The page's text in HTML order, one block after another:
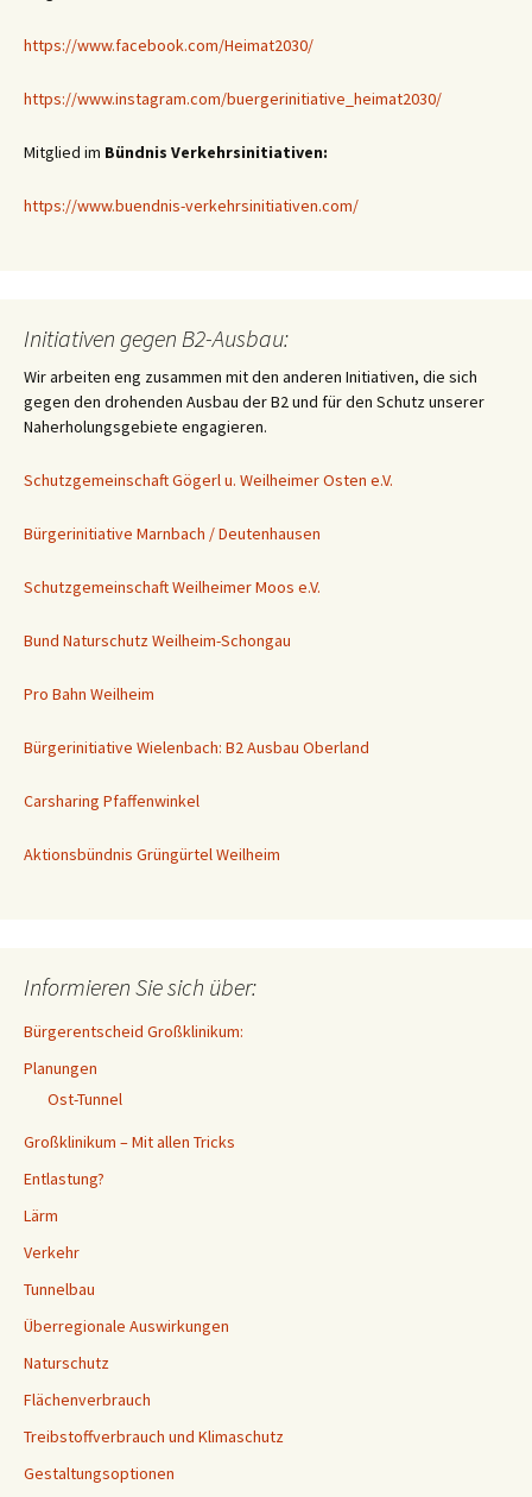
https://www.facebook.com/Heimat2030/
https://www.instagram.com/buergerinitiative_heimat2030/
Mitglied im Bündnis Verkehrsinitiativen:
https://www.buendnis-verkehrsinitiativen.com/
Initiativen gegen B2-Ausbau:
Wir arbeiten eng zusammen mit den anderen Initiativen, die sich
gegen den drohenden Ausbau der B2 und für den Schutz unserer
Naherholungsgebiete engagieren.
Schutzgemeinschaft Gögerl u. Weilheimer Osten e.V.
Bürgerinitiative Marnbach / Deutenhausen
Schutzgemeinschaft Weilheimer Moos e.V.
Bund Naturschutz Weilheim-Schongau
Pro Bahn Weilheim
Bürgerinitiative Wielenbach: B2 Ausbau Oberland
Carsharing Pfaffenwinkel
Aktionsbündnis Grüngürtel Weilheim
Informieren Sie sich über:
Bürgerentscheid Großklinikum:
Planungen
Ost-Tunnel
Großklinikum – Mit allen Tricks
Entlastung?
Lärm
Verkehr
Tunnelbau
Überregionale Auswirkungen
Naturschutz
Flächenverbrauch
Treibstoffverbrauch und Klimaschutz
Gestaltungsoptionen